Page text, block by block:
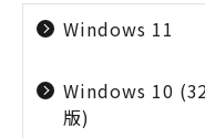
Windows 11
Windows 10
版)